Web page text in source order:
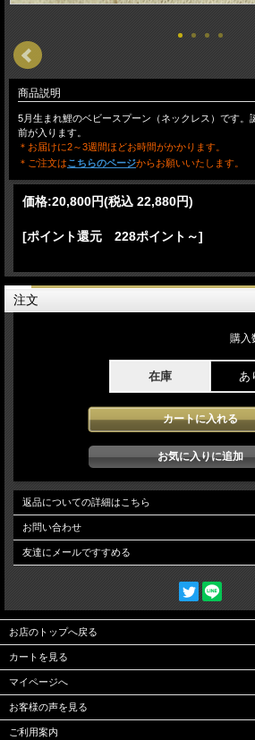
商品説明
5月生まれ鯉のベビースプーン（ネックレス）です。
前が入ります。
＊お届けに2～3週間ほどお時間がかかります。
＊ご注文はこちらのページからお願いいたします。
価格:20,800円(税込 22,880円)
[ポイント還元 228ポイント～]
注文
購入
在庫 あ
返品についての詳細はこちら
お問い合わせ
友達にメールですすめる
お店のトップへ戻る
カートを見る
マイページへ
お客様の声を見る
ご利用案内